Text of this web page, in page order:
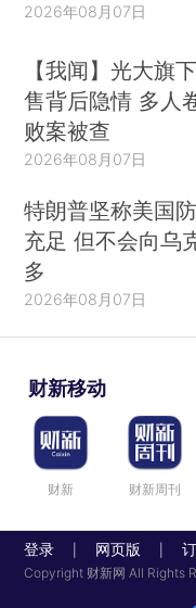
2026年08月07日
【我闻】光大旗
售背后隐情 多人
败案被查
2026年08月07日
特朗普坚称美国
充足 但不会向乌
多
2026年08月07日
财新移动
财新 财新周刊
登录 网页版 订
Copyright 财新网 All Rights